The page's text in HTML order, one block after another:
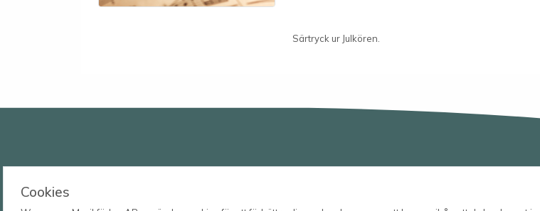
Cookies
Särtryck ur Julkören.